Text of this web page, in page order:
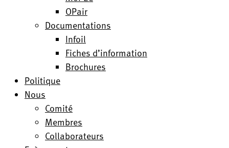
OPair
Documentations
Infoil
Fiches d’information
Brochures
Politique
Nous
Comité
Membres
Collaborateurs